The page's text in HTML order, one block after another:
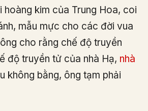
hoàng kim của Trung Hoa, coi
mẫu mực cho các đời vua
cho rằng chế độ truyền
độ truyền tử của nhà Hạ, nhà
không bằng, ông tạm phải